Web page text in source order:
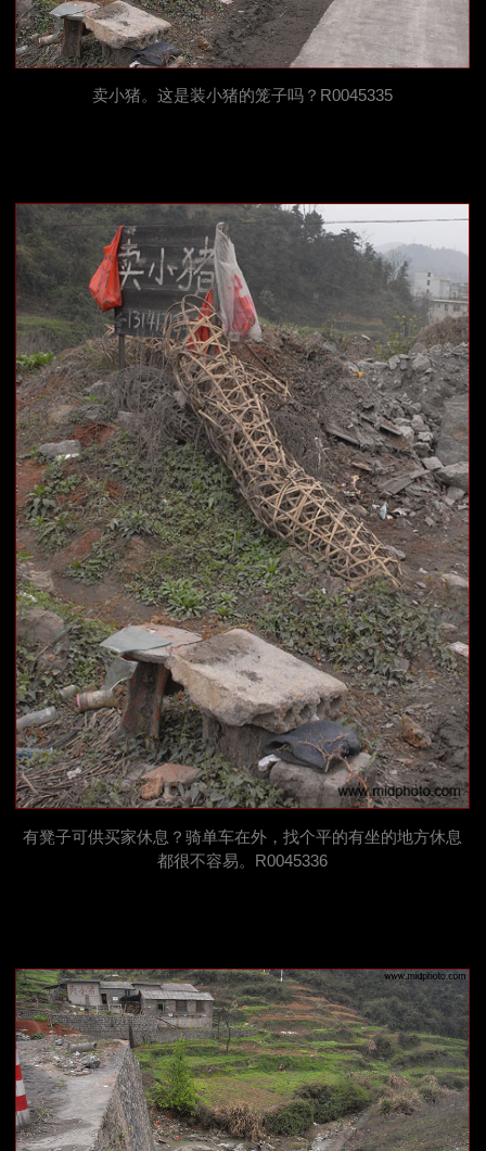
卖小猪。这是装小猪的笼子吗？R0045335
有凳子可供买家休息？骑单车在外，找个平的有坐的地方休息
都很不容易。R0045336